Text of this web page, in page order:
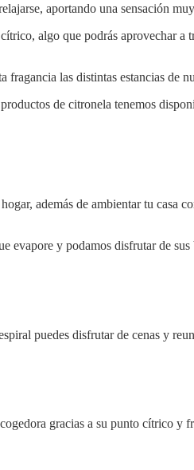
aportando una sensación
algo que podrás aprovechar a
fragancia las distintas estancias de
de citronela tenemos
además de ambientar tu casa
evapore y podamos disfrutar de
puedes disfrutar de cenas y
gracias a su punto cítrico y